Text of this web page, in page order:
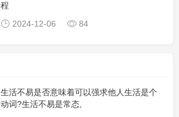
程
2024-12-06
84
生活不易是否意味着可以强求他人生活是个
动词?生活不易是常态,